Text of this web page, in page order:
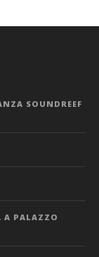
SOUNDREEF
A PALAZZO